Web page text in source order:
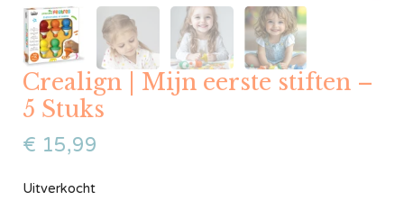
Crealign | Mijn eerste stiften –
5 Stuks
€ 15,99
Uitverkocht